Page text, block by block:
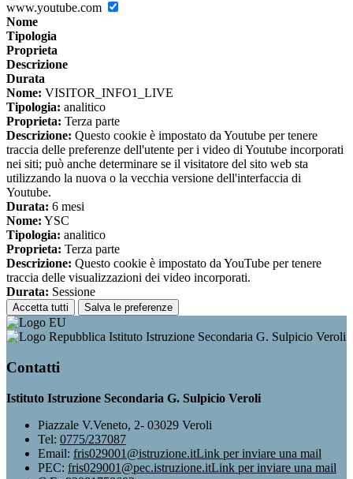
www.youtube.com
Nome
Tipologia
Proprieta
Descrizione
Durata
Nome: VISITOR_INFO1_LIVE
Tipologia: analitico
Proprieta: Terza parte
Descrizione: Questo cookie è impostato da Youtube per tenere
traccia delle preferenze dell'utente per i video di Youtube incorporati
nei siti; può anche determinare se il visitatore del sito web sta
utilizzando la nuova o la vecchia versione dell'interfaccia di
Youtube.
Durata: 6 mesi
Nome: YSC
Tipologia: analitico
Proprieta: Terza parte
Descrizione: Questo cookie è impostato da YouTube per tenere
traccia delle visualizzazioni dei video incorporati.
Durata: Sessione
Accetta tutti Salva le preferenze
Istituto Istruzione Secondaria G. Sulpicio Veroli
Contatti
Istituto Istruzione Secondaria G. Sulpicio Veroli
Piazzale V.Veneto, 2- 03029 Veroli
Tel: 0775/237087
Email: fris029001@istruzione.itLink per inviare una mail
PEC: fris029001@pec.istruzione.itLink per inviare una mail